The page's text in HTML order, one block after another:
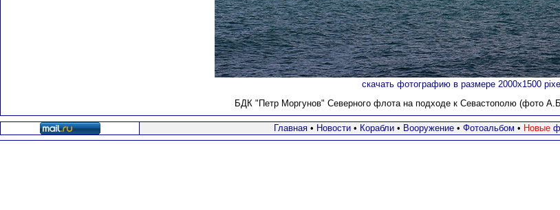
скачать фотографию в размере 2000х1500 pixel
БДК "Петр Моргунов" Северного флота на подходе к Севастополю (фото
Главная• Новости• Корабли• Вооружение • Фотоальбом • Новые